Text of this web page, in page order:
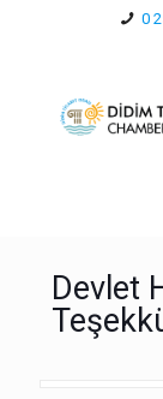
0
Devlet